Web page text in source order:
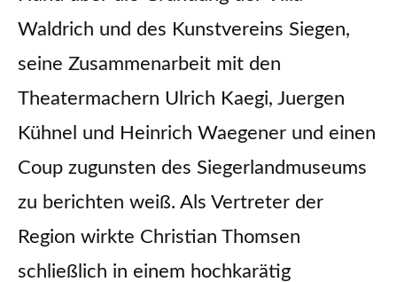
Waldrich und des Kunstvereins Siegen,
seine Zusammenarbeit mit den
Theatermachern Ulrich Kaegi, Juergen
Kühnel und Heinrich Waegener und einen
Coup zugunsten des Siegerlandmuseums
zu berichten weiß. Als Vertreter der
Region wirkte Christian Thomsen
schließlich in einem hochkarätig